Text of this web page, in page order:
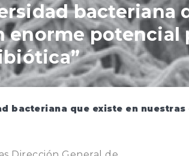
bacteriana
enorme potencial
bacteriana que existe en